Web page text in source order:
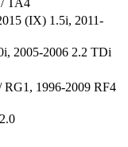
(IX) 1.5i, 2011-
, 2005-2006 2.2 TDi
RG1 , 1996-2009 RF4